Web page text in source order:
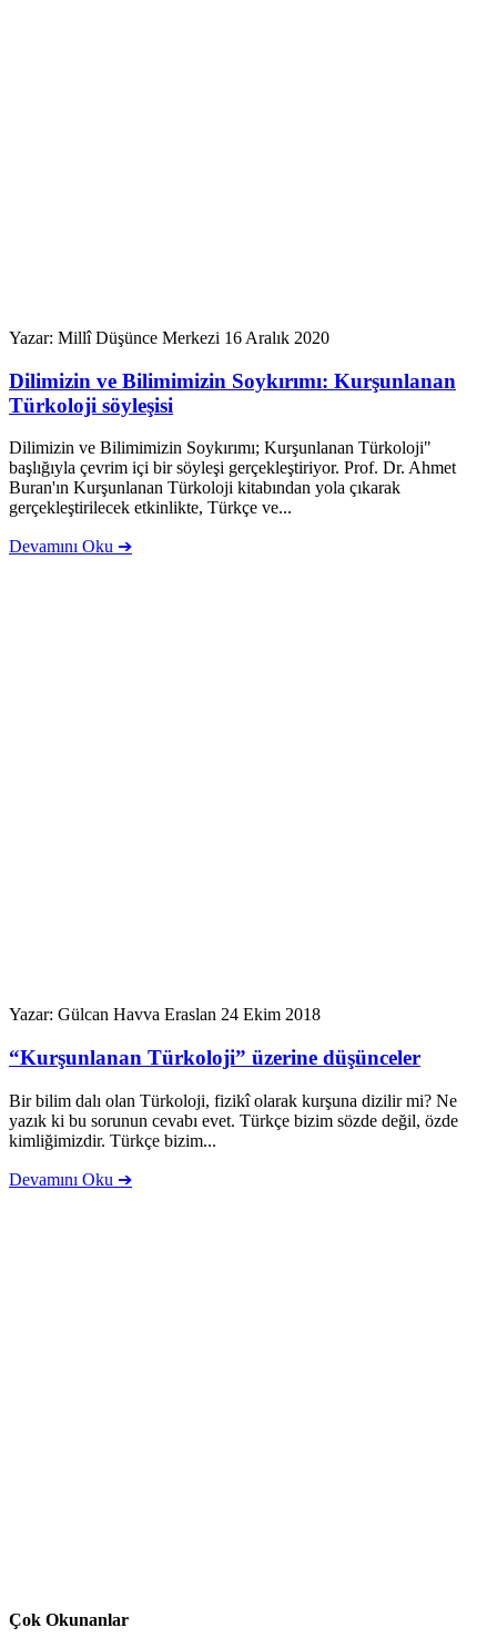
Yazar: Millî Düşünce Merkezi 16 Aralık 2020
Dilimizin ve Bilimimizin Soykırımı: Kurşunlanan
Türkoloji söyleşisi
Dilimizin ve Bilimimizin Soykırımı; Kurşunlanan Türkoloji"
başlığıyla çevrim içi bir söyleşi gerçekleştiriyor. Prof. Dr. Ahmet
Buran'ın Kurşunlanan Türkoloji kitabından yola çıkarak
gerçekleştirilecek etkinlikte, Türkçe ve...
Devamını Oku ➔
Yazar: Gülcan Havva Eraslan 24 Ekim 2018
“Kurşunlanan Türkoloji” üzerine düşünceler
Bir bilim dalı olan Türkoloji, fizikî olarak kurşuna dizilir mi? Ne
yazık ki bu sorunun cevabı evet. Türkçe bizim sözde değil, özde
kimliğimizdir. Türkçe bizim...
Devamını Oku ➔
Çok Okunanlar